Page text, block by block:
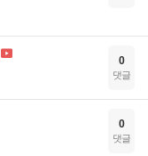
0
댓글
0
댓글